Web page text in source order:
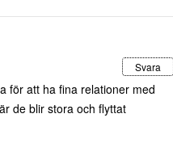
Svara
för att ha fina relationer med
de blir stora och flyttat